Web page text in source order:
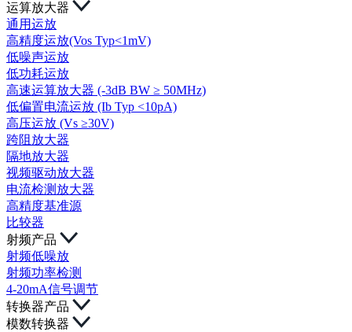
运算放大器
通用运放
高精度运放(Vos Typ<1mV)
低噪声运放
低功耗运放
高速运算放大器 (-3dB BW ≥ 50MHz)
低偏置电流运放 (Ib Typ <10pA)
高压运放 (Vs ≥30V)
跨阻放大器
隔地放大器
视频驱动放大器
电流检测放大器
高精度基准源
比较器
射频产品
射频低噪放
射频功率检测
4-20mA信号调节
转换器产品
模数转换器